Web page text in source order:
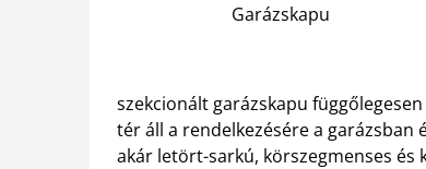
Garázskapu
szekcionált garázskapu
tér áll a rendelkezésére a garázsban
akár letört-sarkú, körszegmenses és